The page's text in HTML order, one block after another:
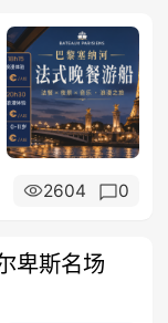
2604 0
卑斯名场